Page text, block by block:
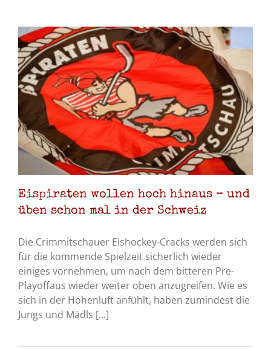
Eispiraten wollen hoch hinaus – und
üben schon mal in der Schweiz
Die Crimmitschauer Eishockey-Cracks werden sich
für die kommende Spielzeit sicherlich wieder
einiges vornehmen, um nach dem bitteren Pre-
Playoffaus wieder weiter oben anzugreifen. Wie es
sich in der Höhenluft anfühlt, haben zumindest die
Jungs und Mädls [...]